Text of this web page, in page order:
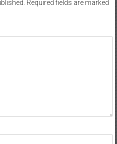
Required fields are marked